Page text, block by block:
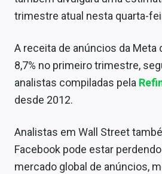
trimestre atual nesta quarta-
A receita de anúncios da Meta
8,7% no primeiro trimestre,
analistas compiladas pela
desde 2012.
Analistas em Wall Street
Facebook pode estar
mercado global de anúncios,